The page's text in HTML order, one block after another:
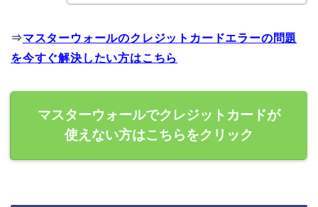
⇒マスターウォールのクレジットカードエラーの問題
を今すぐ解決したい方はこちら
マスターウォールでクレジットカードが
使えない方はこちらをクリック